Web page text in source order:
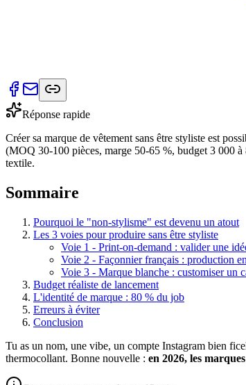
Réponse rapide
Créer sa marque de vêtement sans être styliste est
(MOQ 30-100 pièces, marge 50-65 %, budget 3 000
textile.
Sommaire
Pourquoi le "non-stylisme" est devenu un atout
Les 3 voies pour produire sans être styliste
Voie 1 - Print-on-demand : valider une
Voie 2 - Façonnier français : production
Voie 3 - Marque blanche : customiser un
Budget réaliste de lancement
L'identité de marque : 80 % du job
Erreurs à éviter
Conclusion
Tu as un nom, une vibe, un compte Instagram bien
thermocollant. Bonne nouvelle : en 2026, les